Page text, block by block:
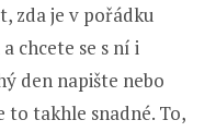
zda je v pořádku
chcete se s ní i
den napište nebo
to takhle snadné. To,